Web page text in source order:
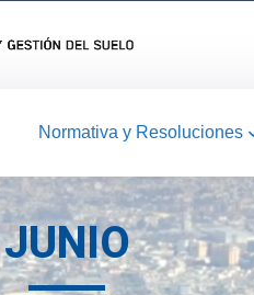
Normativa y Resoluciones
JUNIO